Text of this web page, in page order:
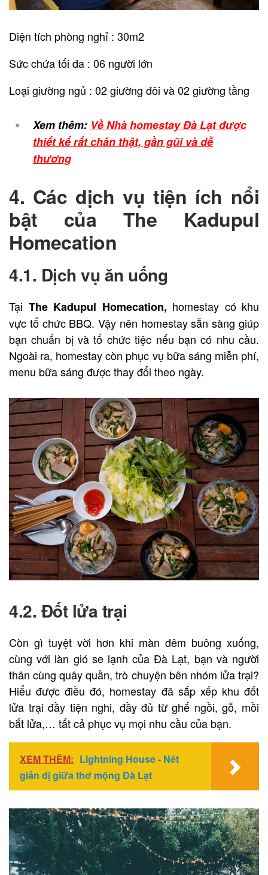
Diện tích phòng nghỉ : 30m2
Sức chứa tối đa : 06 người lớn
Loại giường ngủ : 02 giường đôi và 02 giường tầng
Xem thêm: Về Nhà homestay Đà Lạt được
thiết kế rất chân thật, gần gũi và dễ
thương
4. Các dịch vụ tiện ích nổi
bật của The Kadupul
Homecation
4.1. Dịch vụ ăn uống
Tại The Kadupul Homecation, homestay có khu
vực tổ chức BBQ. Vậy nên homestay sẵn sàng giúp
bạn chuẩn bị và tổ chức tiệc nếu bạn có nhu cầu.
Ngoài ra, homestay còn phục vụ bữa sáng miễn phí,
menu bữa sáng được thay đổi theo ngày.
4.2. Đốt lửa trại
Còn gì tuyệt vời hơn khi màn đêm buông xuống,
cùng với làn gió se lạnh của Đà Lạt, bạn và người
thân cùng quây quần, trò chuyện bên nhóm lửa trại?
Hiểu được điều đó, homestay đã sắp xếp khu đốt
lửa trại đầy tiện nghi, đầy đủ từ ghế ngồi, gỗ, mồi
bắt lửa,… tất cả phục vụ mọi nhu cầu của bạn.
XEM THÊM: Lightning House - Nét
giản dị giữa thơ mộng Đà Lạt